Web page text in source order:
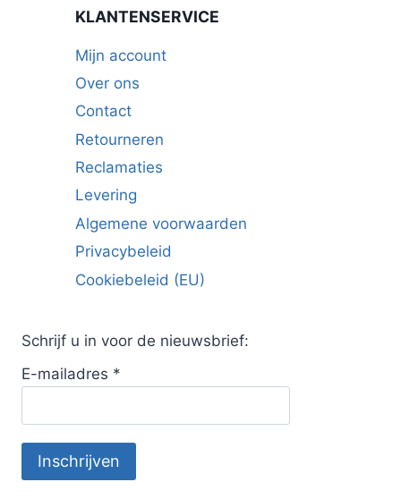
KLANTENSERVICE
Mijn account
Over ons
Contact
Retourneren
Reclamaties
Levering
Algemene voorwaarden
Privacybeleid
Cookiebeleid (EU)
Schrijf u in voor de nieuwsbrief:
E-mailadres *